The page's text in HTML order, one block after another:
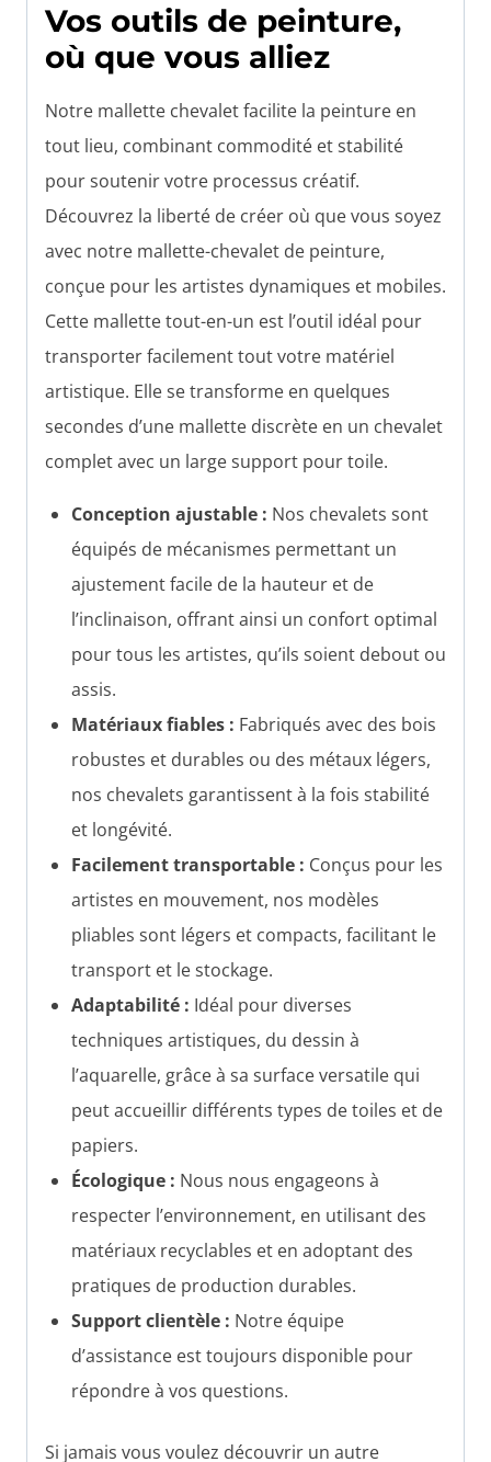
Vos outils de peinture,
où que vous alliez
Notre mallette chevalet facilite la peinture en
tout lieu, combinant commodité et stabilité
pour soutenir votre processus créatif.
Découvrez la liberté de créer où que vous soyez
avec notre mallette-chevalet de peinture,
conçue pour les artistes dynamiques et mobiles.
Cette mallette tout-en-un est l’outil idéal pour
transporter facilement tout votre matériel
artistique. Elle se transforme en quelques
secondes d’une mallette discrète en un chevalet
complet avec un large support pour toile.
Conception ajustable : Nos chevalets sont
équipés de mécanismes permettant un
ajustement facile de la hauteur et de
l’inclinaison, offrant ainsi un confort optimal
pour tous les artistes, qu’ils soient debout ou
assis.
Matériaux fiables : Fabriqués avec des bois
robustes et durables ou des métaux légers,
nos chevalets garantissent à la fois stabilité
et longévité.
Facilement transportable : Conçus pour les
artistes en mouvement, nos modèles
pliables sont légers et compacts, facilitant le
transport et le stockage.
Adaptabilité : Idéal pour diverses
techniques artistiques, du dessin à
l’aquarelle, grâce à sa surface versatile qui
peut accueillir différents types de toiles et de
papiers.
Écologique : Nous nous engageons à
respecter l’environnement, en utilisant des
matériaux recyclables et en adoptant des
pratiques de production durables.
Support clientèle : Notre équipe
d’assistance est toujours disponible pour
répondre à vos questions.
Si jamais vous voulez découvrir un autre